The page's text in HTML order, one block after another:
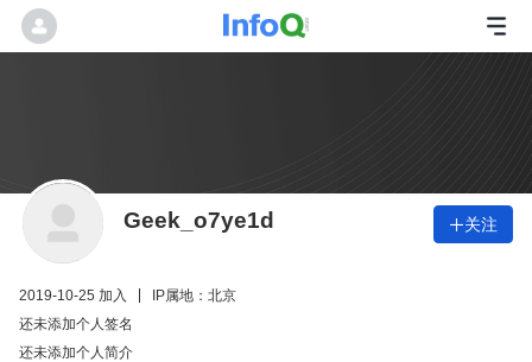
Geek_o7ye1d 关注
2019-10-25 加入
IP属地：北京
还未添加个人签名
还未添加个人简介